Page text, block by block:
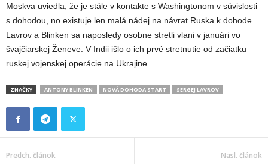
Moskva uviedla, že je stále v kontakte s Washingtonom v súvislosti
s dohodou, no existuje len malá nádej na návrat Ruska k dohode.
Lavrov a Blinken sa naposledy osobne stretli vlani v januári vo
švajčiarskej Ženeve. V Indii išlo o ich prvé stretnutie od začiatku
ruskej vojenskej operácie na Ukrajine.
ZNAČKY ANTONY BLINKEN NOVÁ DOHODA START SERGEJ LAVROV
Predch. článok Nasl. článok